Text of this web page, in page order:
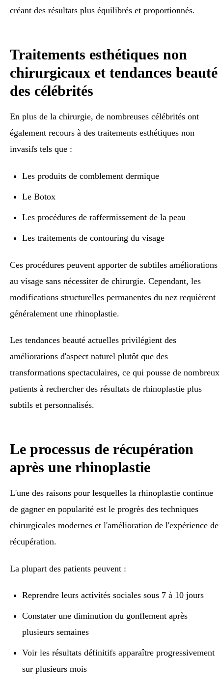
créant des résultats plus équilibrés et proportionnés.
Traitements esthétiques non
chirurgicaux et tendances beauté
des célébrités
En plus de la chirurgie, de nombreuses célébrités ont
également recours à des traitements esthétiques non
invasifs tels que :
Les produits de comblement dermique
Le Botox
Les procédures de raffermissement de la peau
Les traitements de contouring du visage
Ces procédures peuvent apporter de subtiles améliorations
au visage sans nécessiter de chirurgie. Cependant, les
modifications structurelles permanentes du nez requièrent
généralement une rhinoplastie.
Les tendances beauté actuelles privilégient des
améliorations d'aspect naturel plutôt que des
transformations spectaculaires, ce qui pousse de nombreux
patients à rechercher des résultats de rhinoplastie plus
subtils et personnalisés.
Le processus de récupération
après une rhinoplastie
L'une des raisons pour lesquelles la rhinoplastie continue
de gagner en popularité est le progrès des techniques
chirurgicales modernes et l'amélioration de l'expérience de
récupération.
La plupart des patients peuvent :
Reprendre leurs activités sociales sous 7 à 10 jours
Constater une diminution du gonflement après
plusieurs semaines
Voir les résultats définitifs apparaître progressivement
sur plusieurs mois